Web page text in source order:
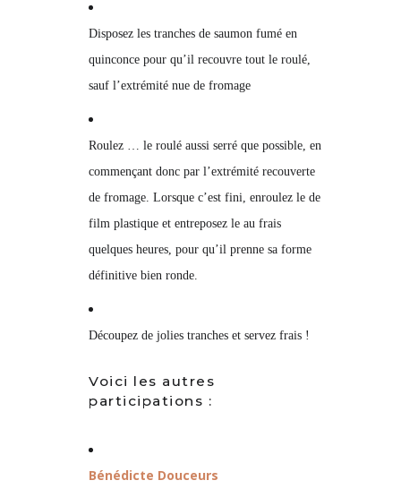
Disposez les tranches de saumon fumé en
quinconce pour qu’il recouvre tout le roulé,
sauf l’extrémité nue de fromage
Roulez … le roulé aussi serré que possible, en
commençant donc par l’extrémité recouverte
de fromage. Lorsque c’est fini, enroulez le de
film plastique et entreposez le au frais
quelques heures, pour qu’il prenne sa forme
définitive bien ronde.
Découpez de jolies tranches et servez frais !
Voici les autres
participations :
Bénédicte Douceurs